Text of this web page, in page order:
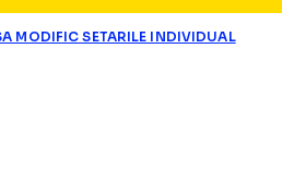
MODIFIC SETARILE INDIVIDUAL